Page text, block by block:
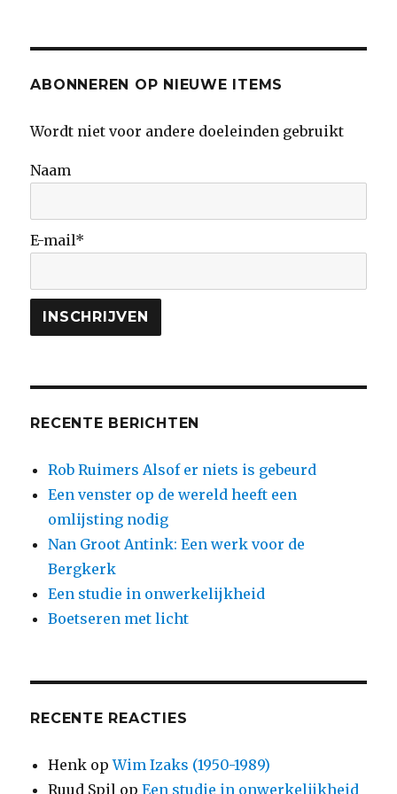
ABONNEREN OP NIEUWE ITEMS
Wordt niet voor andere doeleinden gebruikt
Naam
E-mail*
RECENTE BERICHTEN
Rob Ruimers Alsof er niets is gebeurd
Een venster op de wereld heeft een
omlijsting nodig
Nan Groot Antink: Een werk voor de
Bergkerk
Een studie in onwerkelijkheid
Boetseren met licht
RECENTE REACTIES
Henk opWim Izaks (1950-1989)
Ruud Spil opEen studie in onwerkelijkheid